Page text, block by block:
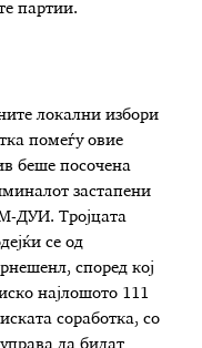
партии.
локални избори
помеѓу овие
беше посочена
застапени
ДУИ. Тројцата
се од
според кој
најлошото 111
соработка, со
да бидат